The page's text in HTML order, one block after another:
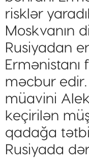
risklər
Moskvanın
Rusiyadan
məcbur
müavini
keçirilən
qadağa
Rusiyada